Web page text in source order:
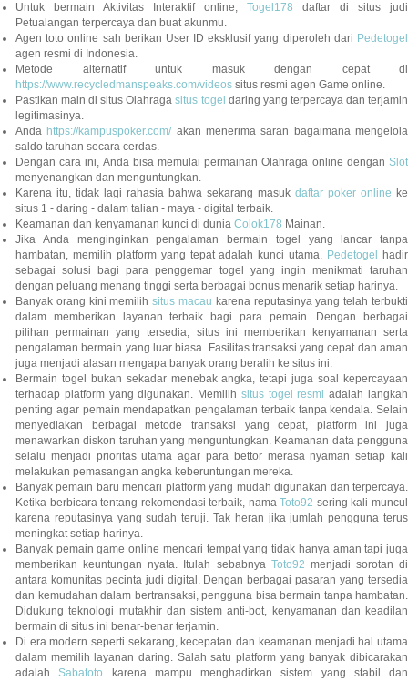
Untuk bermain Aktivitas Interaktif online, Togel178 daftar di situs judi
Petualangan terpercaya dan buat akunmu.
Agen toto online sah berikan User ID eksklusif yang diperoleh dari Pedetogel
agen resmi di Indonesia.
Metode alternatif untuk masuk dengan cepat di
https://www.recycledmanspeaks.com/videos situs resmi agen Game online.
Pastikan main di situs Olahragasitus togel daring yang terpercaya dan terjamin
legitimasinya.
Anda https://kampuspoker.com/akan menerima saran bagaimana mengelola
saldo taruhan secara cerdas.
Dengan cara ini, Anda bisa memulai permainan Olahraga online dengan Slot
menyenangkan dan menguntungkan.
Karena itu, tidak lagi rahasia bahwa sekarang masuk daftar poker online ke
situs 1 - daring - dalam talian - maya - digital terbaik.
Keamanan dan kenyamanan kunci di dunia Colok178 Mainan.
Jika Anda menginginkan pengalaman bermain togel yang lancar tanpa
hambatan, memilih platform yang tepat adalah kunci utama. Pedetogel
hadir
sebagai solusi bagi para penggemar togel yang ingin menikmati taruhan
dengan peluang menang tinggi serta berbagai bonus menarik setiap harinya.
Banyak orang kini memilihsitus macau karena reputasinya yang telah terbukti
dalam memberikan layanan terbaik bagi para pemain. Dengan berbagai
pilihan permainan yang tersedia, situs ini memberikan kenyamanan serta
pengalaman bermain yang luar biasa. Fasilitas transaksi yang cepat dan aman
juga menjadi alasan mengapa banyak orang beralih ke situs ini.
Bermain togel bukan sekadar menebak angka, tetapi juga soal kepercayaan
terhadap platform yang digunakan. Memilih situs togel resmi adalah langkah
penting agar pemain mendapatkan pengalaman terbaik tanpa kendala. Selain
menyediakan berbagai metode transaksi yang cepat, platform ini juga
menawarkan diskon taruhan yang menguntungkan. Keamanan data pengguna
selalu menjadi prioritas utama agar para bettor merasa nyaman setiap kali
melakukan pemasangan angka keberuntungan mereka.
Banyak pemain baru mencari platform yang mudah digunakan dan terpercaya.
Ketika berbicara tentang rekomendasi terbaik, namaToto92 sering kali muncul
karena reputasinya yang sudah teruji. Tak heran jika jumlah pengguna terus
meningkat setiap harinya.
Banyak pemain game online mencari tempat yang tidak hanya aman tapi juga
memberikan keuntungan nyata. Itulah sebabnya Toto92 menjadi sorotan di
antara komunitas pecinta judi digital. Dengan berbagai pasaran yang tersedia
dan kemudahan dalam bertransaksi, pengguna bisa bermain tanpa hambatan.
Didukung teknologi mutakhir dan sistem anti-bot, kenyamanan dan keadilan
bermain di situs ini benar-benar terjamin.
Di era modern seperti sekarang, kecepatan dan keamanan menjadi hal utama
dalam memilih layanan daring. Salah satu platform yang banyak dibicarakan
adalahSabatoto karena mampu menghadirkan sistem yang stabil dan